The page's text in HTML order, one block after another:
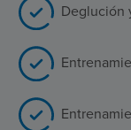
Deglución